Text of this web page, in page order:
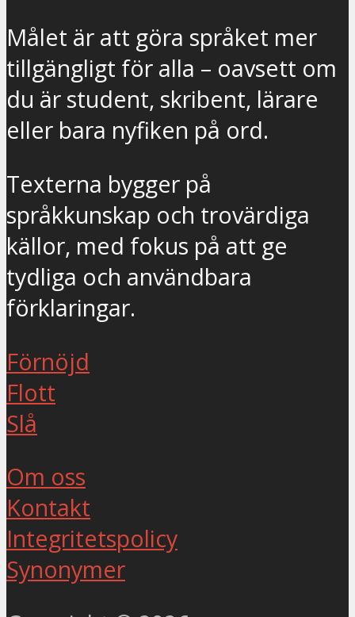
Målet är att göra språket mer
tillgängligt för alla – oavsett om
du är student, skribent, lärare
eller bara nyfiken på ord.
Texterna bygger på
språkkunskap och trovärdiga
källor, med fokus på att ge
tydliga och användbara
förklaringar.
Förnöjd
Flott
Slå
Om oss
Kontakt
Integritetspolicy
Synonymer